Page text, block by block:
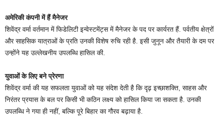
अमेरिकी कंपनी में हैं मैनेजर
शिवेंद्र वर्मा वर्तमान में फिडेलिटी इन्वेस्टमेंट्स में मैनेजर के पद पर कार्यरत हैं. पर्वतीय क्षेत्रों
और साहसिक यात्राओं के प्रति उनकी विशेष रुचि रही है. इसी जुनून और तैयारी के दम पर
उन्होंने यह उल्लेखनीय उपलब्धि हासिल की.
युवाओं के लिए बने प्रेरणा
शिवेंद्र वर्मा की यह सफलता युवाओं को यह संदेश देती है कि दृढ़ इच्छाशक्ति, साहस और
निरंतर प्रयास के बल पर किसी भी कठिन लक्ष्य को हासिल किया जा सकता है. उनकी
उपलब्धि ने गया ही नहीं, बल्कि पूरे बिहार का गौरव बढ़ाया है.